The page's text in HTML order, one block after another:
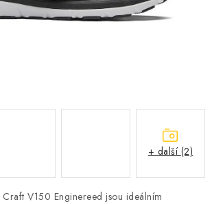
Craft V150 Enginereed jsou ideálním
+ další (2)